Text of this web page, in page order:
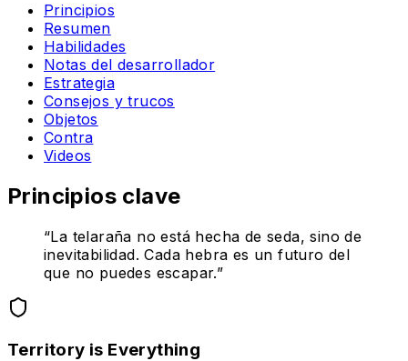
Principios
Resumen
Habilidades
Notas del desarrollador
Estrategia
Consejos y trucos
Objetos
Contra
Videos
Principios clave
“La telaraña no está hecha de seda, sino de
inevitabilidad. Cada hebra es un futuro del
que no puedes escapar.”
Territory is Everything